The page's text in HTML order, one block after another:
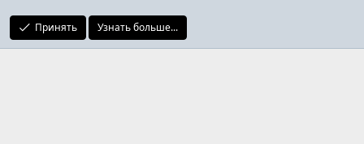
ОТЗЫВЫ ОНЛАЙН ФОРУМ
Принять Узнать больше...